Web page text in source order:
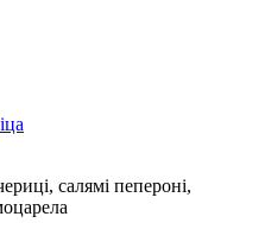
салямі пепероні,